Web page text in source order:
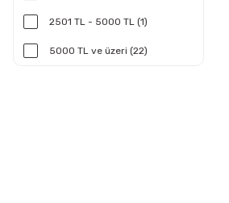
2501 TL - 5000 TL (1)
5000 TL ve üzeri (22)